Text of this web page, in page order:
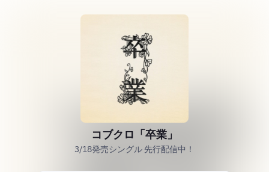
コブクロ「卒業」
3/18発売シングル 先行配信中！